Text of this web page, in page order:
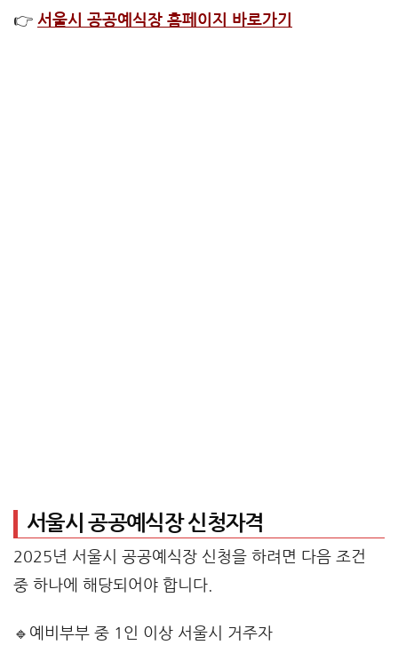
👉 서울시 공공예식장 홈페이지 바로가기
서울시 공공예식장 신청자격
2025년 서울시 공공예식장 신청을 하려면 다음 조건
중 하나에 해당되어야 합니다.
🔹예비부부 중 1인 이상 서울시 거주자